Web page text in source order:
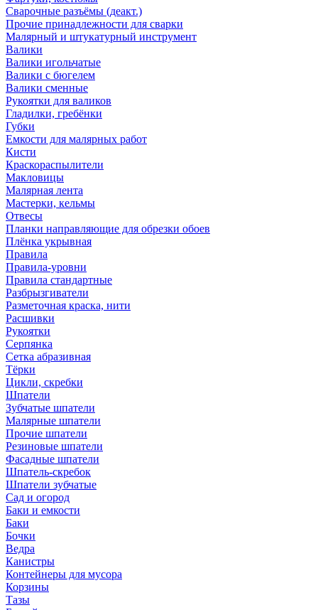
Сварочные разъёмы (деакт.)
Прочие принадлежности для сварки
Малярный и штукатурный инструмент
Валики
Валики игольчатые
Валики с бюгелем
Валики сменные
Рукоятки для валиков
Гладилки, гребёнки
Губки
Емкости для малярных работ
Кисти
Краскораспылители
Макловицы
Малярная лента
Мастерки, кельмы
Отвесы
Планки направляющие для обрезки обоев
Плёнка укрывная
Правила
Правила-уровни
Правила стандартные
Разбрызгиватели
Разметочная краска, нити
Расшивки
Рукоятки
Серпянка
Сетка абразивная
Тёрки
Цикли, скребки
Шпатели
Зубчатые шпатели
Малярные шпатели
Прочие шпатели
Резиновые шпатели
Фасадные шпатели
Шпатель-скребок
Шпатели зубчатые
Сад и огород
Баки и емкости
Баки
Бочки
Ведра
Канистры
Контейнеры для мусора
Корзины
Тазы